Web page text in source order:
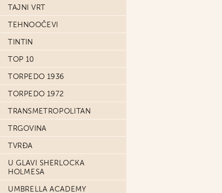
TAJNI VRT
TEHNOOČEVI
TINTIN
TOP 10
TORPEDO 1936
TORPEDO 1972
TRANSMETROPOLITAN
TRGOVINA
TVRĐA
U GLAVI SHERLOCKA
HOLMESA
UMBRELLA ACADEMY